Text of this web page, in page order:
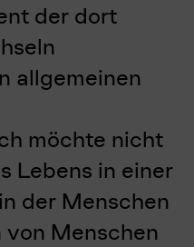
der dort
allgemeinen
möchte nicht
Lebens in einer
der Menschen
Menschen